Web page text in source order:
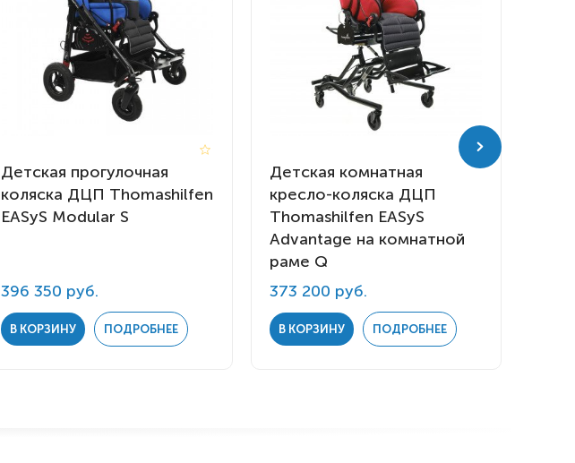
Детская прогулочная
коляска ДЦП Thomashilfen
EASyS Modular S
396 350 руб.
В КОРЗИНУ ПОДРОБНЕЕ
Детская комнатная
кресло-коляска ДЦП
Thomashilfen EASyS
Advantage на комнатной
раме Q
373 200 руб.
В КОРЗИНУ ПОДРОБНЕЕ